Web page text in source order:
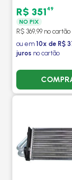
PROCOOLER
R$ 351 49
NO PIX
R$ 369,99 no cartão
ou em 10x de R$
juros no cartão